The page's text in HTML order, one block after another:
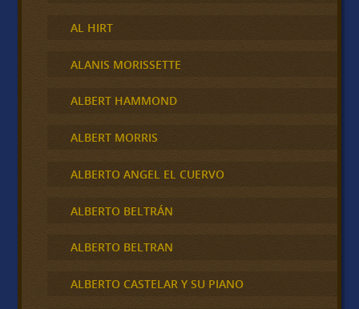
AL HIRT
ALANIS MORISSETTE
ALBERT HAMMOND
ALBERT MORRIS
ALBERTO ANGEL EL CUERVO
ALBERTO BELTRÁN
ALBERTO BELTRAN
ALBERTO CASTELAR Y SU PIANO